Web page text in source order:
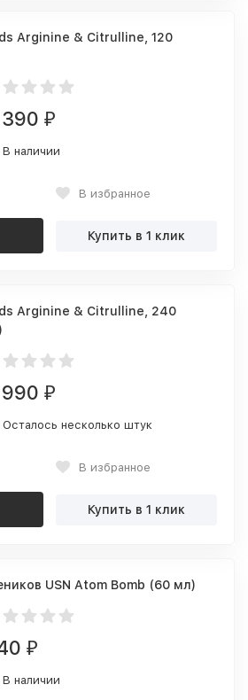
Arginine & Citrulline, 120
₽
В наличии
В избранное
Купить в 1 клик
Arginine & Citrulline, 240
₽
Осталось несколько штук
В избранное
Купить в 1 клик
USN Atom Bomb (60 мл)
₽
В наличии